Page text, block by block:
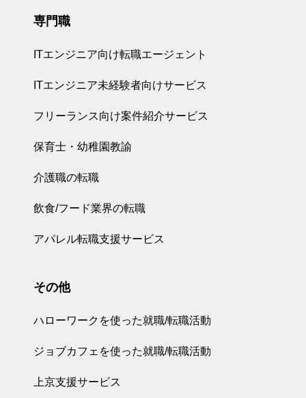
専門職
ITエンジニア向け転職エージェント
ITエンジニア未経験者向けサービス
フリーランス向け案件紹介サービス
保育士・幼稚園教諭
介護職の転職
飲食/フード業界の転職
アパレル転職支援サービス
その他
ハローワークを使った就職/転職活動
ジョブカフェを使った就職/転職活動
上京支援サービス